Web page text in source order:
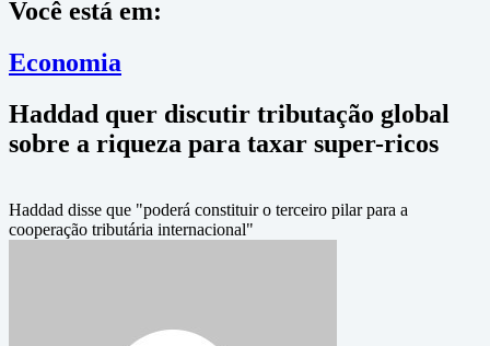
Você está em:
Economia
Haddad quer discutir tributação global
sobre a riqueza para taxar super-ricos
Haddad disse que "poderá constituir o terceiro pilar para a
cooperação tributária internacional"